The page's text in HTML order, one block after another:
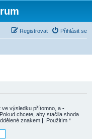
Přihlásit se
Registrovat
ve výsledku přítomno, a -
chcete, aby stačila shoda
znakem | . Použitím *